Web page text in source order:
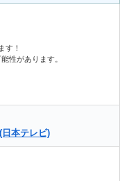
す！
性があります。
本テレビ)